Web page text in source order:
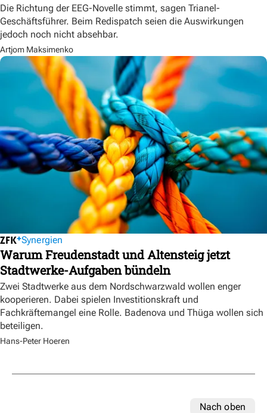
Die Richtung der EEG-Novelle stimmt, sagen Trianel-
Geschäftsführer. Beim Redispatch seien die Auswirkungen
jedoch noch nicht absehbar.
Artjom Maksimenko
Synergien
Warum Freudenstadt und Altensteig jetzt
Stadtwerke-Aufgaben bündeln
Zwei Stadtwerke aus dem Nordschwarzwald wollen enger
kooperieren. Dabei spielen Investitionskraft und
Fachkräftemangel eine Rolle. Badenova und Thüga wollen sich
beteiligen.
Hans-Peter Hoeren
Nach oben